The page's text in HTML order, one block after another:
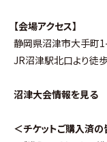
【会場アクセス】
静岡県沼津市大手町
JR沼津駅北口より徒
沼津大会情報を見る
＜チケットご購入済